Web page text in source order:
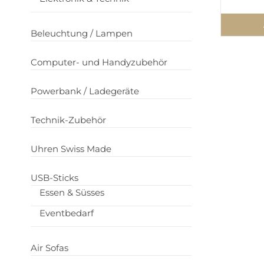
Beleuchtung / Lampen
Computer- und Handyzubehör
Powerbank / Ladegeräte
Technik-Zubehör
Uhren Swiss Made
USB-Sticks
Essen & Süsses
Eventbedarf
Air Sofas